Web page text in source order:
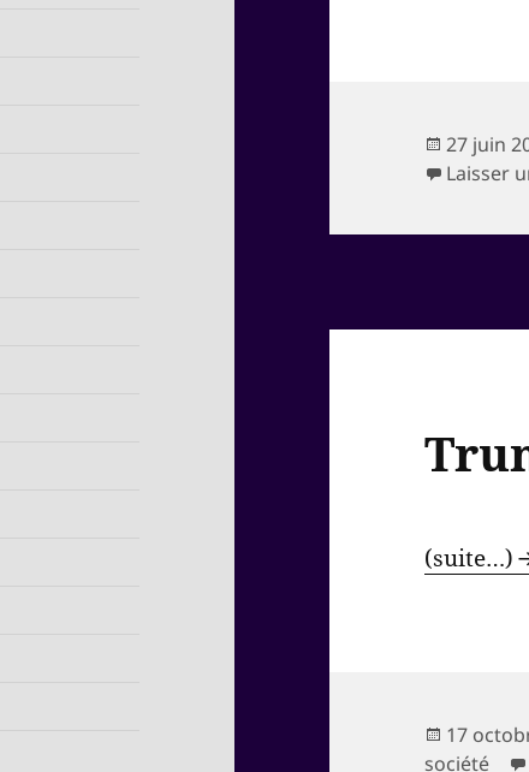
Publié
le
27 juin
Laisser
(suite…)
Publié
le
17
société